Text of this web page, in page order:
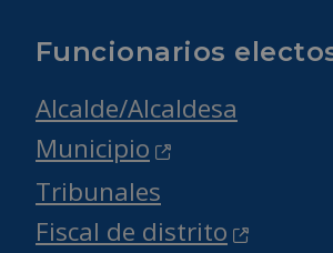
Funcionarios
Alcalde/Alcaldesa
Municipio
Tribunales
Fiscal de distrito